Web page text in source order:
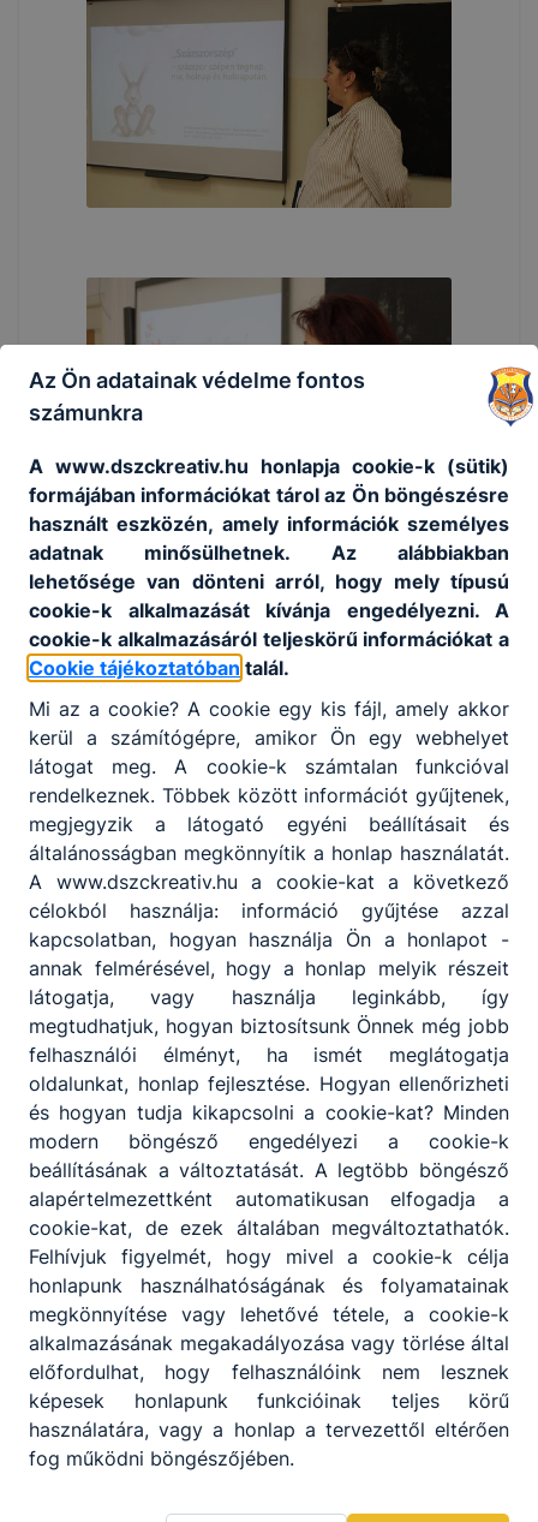
Az Ön adatainak védelme fontos
számunkra
A www.dszckreativ.hu honlapja cookie-k (sütik)
formájában információkat tárol az Ön böngészésre
használt eszközén, amely információk személyes
adatnak minősülhetnek. Az alábbiakban
lehetősége van dönteni arról, hogy mely típusú
cookie-k alkalmazását kívánja engedélyezni. A
cookie-k alkalmazásáról teljeskörű információkat a
Cookie tájékoztatóban talál.
Mi az a cookie? A cookie egy kis fájl, amely akkor
kerül a számítógépre, amikor Ön egy webhelyet
látogat meg. A cookie-k számtalan funkcióval
rendelkeznek. Többek között információt gyűjtenek,
megjegyzik a látogató egyéni beállításait és
általánosságban megkönnyítik a honlap használatát.
A www.dszckreativ.hu a cookie-kat a következő
célokból használja: információ gyűjtése azzal
kapcsolatban, hogyan használja Ön a honlapot -
annak felmérésével, hogy a honlap melyik részeit
látogatja, vagy használja leginkább, így
megtudhatjuk, hogyan biztosítsunk Önnek még jobb
felhasználói élményt, ha ismét meglátogatja
oldalunkat, honlap fejlesztése. Hogyan ellenőrizheti
és hogyan tudja kikapcsolni a cookie-kat? Minden
modern böngésző engedélyezi a cookie-k
beállításának a változtatását. A legtöbb böngésző
alapértelmezettként automatikusan elfogadja a
cookie-kat, de ezek általában megváltoztathatók.
Felhívjuk figyelmét, hogy mivel a cookie-k célja
honlapunk használhatóságának és folyamatainak
megkönnyítése vagy lehetővé tétele, a cookie-k
alkalmazásának megakadályozása vagy törlése által
előfordulhat, hogy felhasználóink nem lesznek
képesek honlapunk funkcióinak teljes körű
használatára, vagy a honlap a tervezettől eltérően
fog működni böngészőjében.